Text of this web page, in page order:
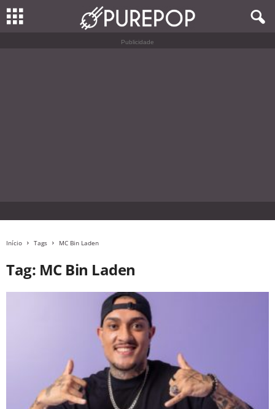
Publicidade
Início Tags MC Bin Laden
Tag: MC Bin Laden